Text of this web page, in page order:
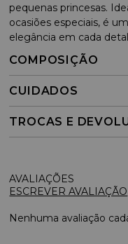
pequenas princesas.
ocasiões especiais, é
elegância em cada
COMPOSIÇÃO
CUIDADOS
TROCAS E
ESCREVER AVALIAÇÃO
Nenhuma avaliação